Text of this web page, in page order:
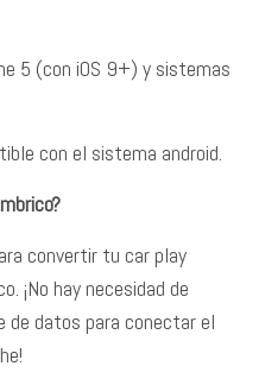
5 (con iOS 9+) y sistemas
con el sistema android.
convertir tu car play
¡No hay necesidad de
de datos para conectar el